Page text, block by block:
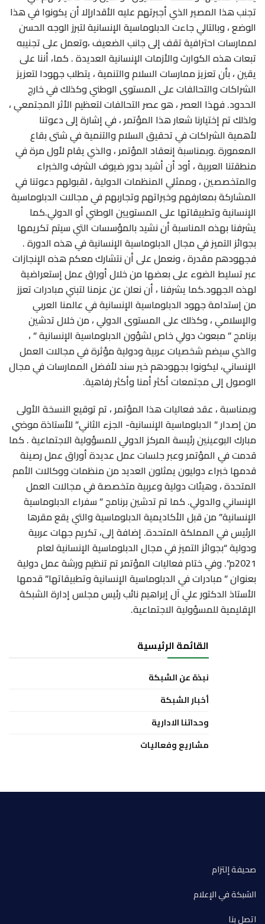
تجنب هذا المصير الذي أجبرتهم عليه الأقدارإلا أن يكونوا في هذا
الوضع ، وبالتالي جاءت الدبلوماسية الإنسانية لتبرز الوجه الحسن
لممارسات احترافية تقف إلى جانب الضعيف ،وتعمل على تجنيبه
تبعات هذه الكوارث والأزمات الإنسانية العديدة . كما، أننا على
يقين ، بأن تعزيز ممارسات السلام والتنمية ، يتطلب جهودا لتعزيز
الشراكات والتحالفات على المستوى الوطني وكذلك في خارج
الحدود. فهذا العصر ، هو عصر التحالفات لتعظيم الأثر المجتمعي ،
ولذلك تم إختيارنا شعار هذا المؤتمر ، في إشارة إلى دعوتنا
لأهمية الشراكات في تحقيق السلام والتنمية في شتى بقاع
المعمورة .وبمناسبة إنعقاد المؤتمر ، والذي يقام لأول مرة في
منطقتنا العربية ، أود أن أشيد بدور ضيوف الشرف والخبراء
والمتخصصين ، وممثلي المنظمات الدولية ، لقبولهم دعوتنا في
المشاركة بمعارفهم وخبراتهم وتجاربهم في مجالات الدبلوماسية
الإنسانية وتطبيقاتها على المستويين الوطني أو الدولي.كما
يشرفنا بهذه المناسبة أن نشيد بالمؤسسات التي سيتم تكريمها
بجوائز التميز في مجال الدبلوماسية الإنسانية في هذه الدورة .
فجهودهم مقدرة ، ونعمل على أن نتشارك معكم هذه الإنجازات
عبر تسليط الضوء على بعضها من خلال أوراق عمل إستعراضية
لهذه الجهود.كما يشرفنا ، أن نعلن عن عزمنا لتبني مبادرات تعزز
من إستدامة جهود الدبلوماسية الإنسانية في عالمنا العربي
والإسلامي ، وكذلك على المستوى الدولي ، من خلال تدشين
برنامج ” مبعوث دولي خاص لشؤون الدبلوماسية الإنسانية ” ،
والذي سيضم شخصيات عربية ودولية مؤثرة في مجالات العمل
الإنساني، ليكونوا بجهودهم خير سند لأفضل الممارسات في مجال
الوصول إلى مجتمعات أكثر أمنا وأكثر رفاهية.
وبمناسبة ، عقد فعاليات هذا المؤتمر ، تم توقيع النسخة الأولى
من إصدار ” الدبلوماسية الإنسانية- الجزء الثاني” للأستاذة موضي
مبارك البوعينين رئيسة المركز الدولي للمسؤولية الاجتماعية . كما
قدمت في المؤتمر وعبر جلسات عمل عديدة أوراق عمل رصينة
قدمها خبراء دوليون يمثلون العديد من منظمات ووكالات الأمم
المتحدة ، وهيئات دولية وعربية متخصصة في مجالات العمل
الإنساني والدولي. كما تم تدشين برنامج ” سفراء الدبلوماسية
الإنسانية” من قبل الأكاديمية الدبلوماسية والتي يقع مقرها
الرئيس في المملكة المتحدة. إضافة إلى، تكريم جهات عربية
ودولية “بجوائز التميز في مجال الدبلوماسية الإنسانية لعام
2021م”. وفي ختام فعاليات المؤتمر تم تنظيم ورشة عمل دولية
بعنوان ” مبادرات في الدبلوماسية الإنسانية وتطبيقاتها” قدمها
الأستاذ الدكتور علي آل إبراهيم نائب رئيس مجلس إدارة الشبكة
الإقليمية للمسؤولية الاجتماعية.
القائمة الرئيسية
نبذة عن الشبكة
أخبار الشبكة
وحداتنا الادارية
مشاريع وفعاليات
صحيفة إلتزام
الشبكة في الإعلام
اتصل بنا